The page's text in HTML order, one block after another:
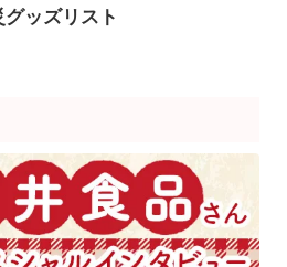
ッズリスト